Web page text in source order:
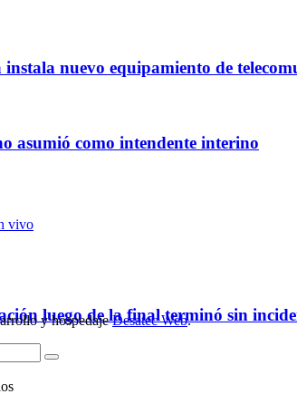
nuevo equipamiento de
luego de la final terminó sin
asumió como intendente interino
vivo
y hospedajeDesatec Web.